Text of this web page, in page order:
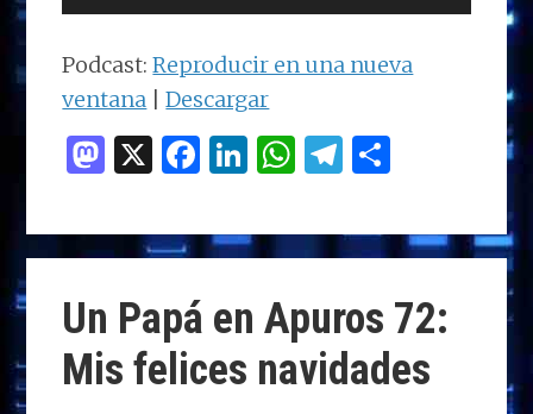
de
audio
Podcast:Reproducir en una nueva
ventana |Descargar
M
to
d
o
n
X F
ce
b
o
o
k
Li
k
e
dI
n
W
at
s
A
p
p
T
e
g
ra
m
m
p
ar
ti
r
Un Papá en Apuros 72:
Mis felices navidades